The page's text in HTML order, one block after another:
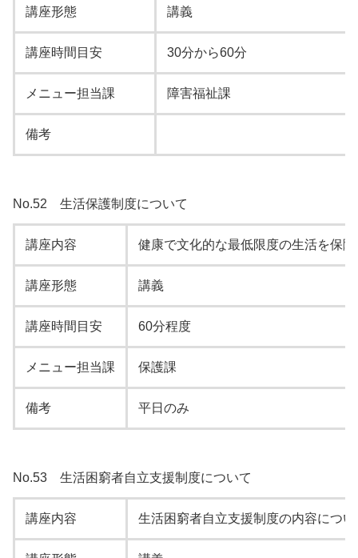
講座形態 講義
講座時間目安 30分から60分
メニュー担当課 障害福祉課
備考
No.52 生活保護制度について
講座内容 健康で文化的な最低限度の生活を保
講座形態 講義
講座時間目安 60分程度
メニュー担当課 保護課
備考 平日のみ
No.53 生活困窮者自立支援制度について
講座内容 生活困窮者自立支援制度の内容につ